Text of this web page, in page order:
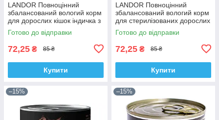
LANDOR Повноцінний
збалансований вологий корм
для дорослих кішок індичка з
качкою 0,2 кг
Готово до відправки
72,25 ₴ 85 ₴
Купити
LANDOR Повноцінний
збалансований вологий корм
для стерилізованих дорослих
кішок індичка з журавлиною
0,2кг
Готово до відправки
72,25 ₴ 85 ₴
Купити
–15% –15%